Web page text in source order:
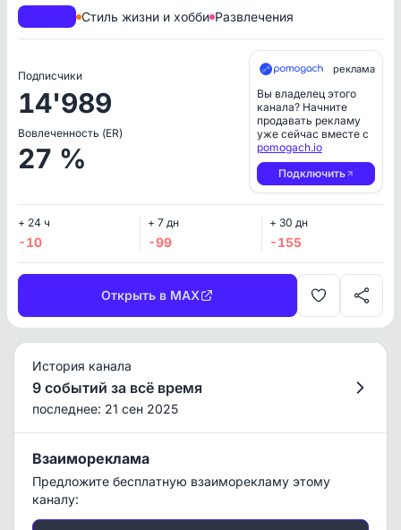
Стиль жизни и хобби Развлечения
Подписчики
14'989
Вовлеченность (ER)
27 %
реклама
Вы владелец этого
канала? Начните
продавать рекламу
уже сейчас вместе с
pomogach.io
Подключить
+ 24 ч
-10
+ 7 дн
-99
+ 30 дн
-155
Открыть в MAX
История канала
9 событий за всё время
последнее: 21 сен 2025
Взаимореклама
Предложите бесплатную взаиморекламу этому
каналу: